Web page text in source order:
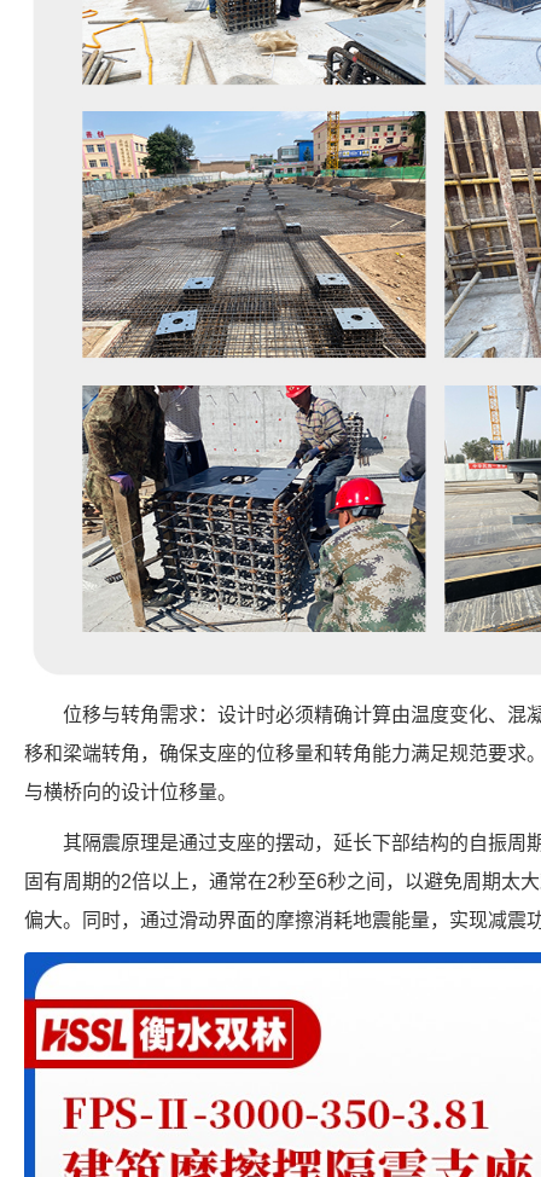
位移与转角需求：设计时必须精确计算由温度变化、混
移和梁端转角，确保支座的位移量和转角能力满足规范要求
与横桥向的设计位移量。
其隔震原理是通过支座的摆动，延长下部结构的自振周
固有周期的2倍以上，通常在2秒至6秒之间，以避免周期太
偏大。同时，通过滑动界面的摩擦消耗地震能量，实现减震